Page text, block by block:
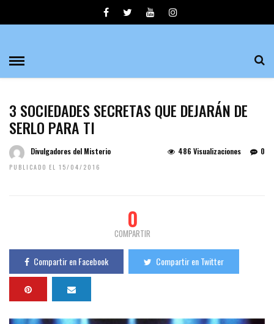
3 SOCIEDADES SECRETAS QUE DEJARÁN DE
SERLO PARA TI
Divulgadores del Misterio
PUBLICADO EL 15/04/2016
0
486 Visualizaciones
0
COMPARTIR
Compartir en Facebook Compartir en Twitter